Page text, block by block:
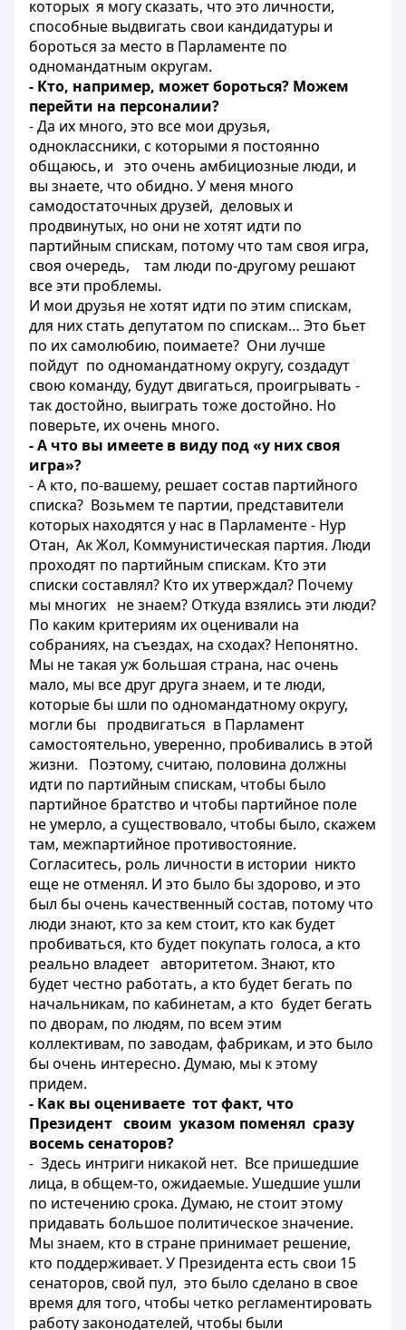
которых я могу сказать, что это личности,
способные выдвигать свои кандидатуры и
бороться за место в Парламенте по
одномандатным округам.
- Кто, например, может бороться? Можем
перейти на персоналии?
- Да их много, это все мои друзья,
одноклассники, с которыми я постоянно
общаюсь, и это очень амбициозные люди, и
вы знаете, что обидно. У меня много
самодостаточных друзей, деловых и
продвинутых, но они не хотят идти по
партийным спискам, потому что там своя игра,
своя очередь, там люди по-другому решают
все эти проблемы.
И мои друзья не хотят идти по этим спискам,
для них стать депутатом по спискам… Это бьет
по их самолюбию, поимаете? Они лучше
пойдут по одномандатному округу, создадут
свою команду, будут двигаться, проигрывать -
так достойно, выиграть тоже достойно. Но
поверьте, их очень много.
- А что вы имеете в виду под «у них своя
игра»?
- А кто, по-вашему, решает состав партийного
списка? Возьмем те партии, представители
которых находятся у нас в Парламенте - Нур
Отан, Ак Жол, Коммунистическая партия. Люди
проходят по партийным спискам. Кто эти
списки составлял? Кто их утверждал? Почему
мы многих не знаем? Откуда взялись эти люди?
По каким критериям их оценивали на
собраниях, на съездах, на сходах? Непонятно.
Мы не такая уж большая страна, нас очень
мало, мы все друг друга знаем, и те люди,
которые бы шли по одномандатному округу,
могли бы продвигаться в Парламент
самостоятельно, уверенно, пробивались в этой
жизни. Поэтому, считаю, половина должны
идти по партийным спискам, чтобы было
партийное братство и чтобы партийное поле
не умерло, а существовало, чтобы было, скажем
там, межпартийное противостояние.
Согласитесь, роль личности в истории никто
еще не отменял. И это было бы здорово, и это
был бы очень качественный состав, потому что
люди знают, кто за кем стоит, кто как будет
пробиваться, кто будет покупать голоса, а кто
реально владеет авторитетом. Знают, кто
будет честно работать, а кто будет бегать по
начальникам, по кабинетам, а кто будет бегать
по дворам, по людям, по всем этим
коллективам, по заводам, фабрикам, и это было
бы очень интересно. Думаю, мы к этому
придем.
- Как вы оцениваете тот факт, что
Президент своим указом поменял сразу
восемь сенаторов?
- Здесь интриги никакой нет. Все пришедшие
лица, в общем-то, ожидаемые. Ушедшие ушли
по истечению срока. Думаю, не стоит этому
придавать большое политическое значение.
Мы знаем, кто в стране принимает решение,
кто поддерживает. У Президента есть свои 15
сенаторов, свой пул, это было сделано в свое
время для того, чтобы четко регламентировать
работу законодателей, чтобы были